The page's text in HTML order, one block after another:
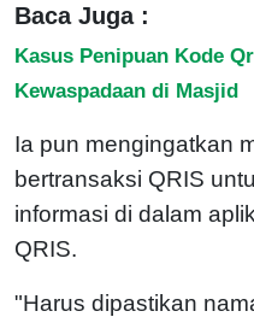
Baca Juga :
Kasus Penipuan Kode
Kewaspadaan di Masjid
Ia pun mengingatkan
bertransaksi QRIS
informasi di dalam
QRIS.
"Harus dipastikan